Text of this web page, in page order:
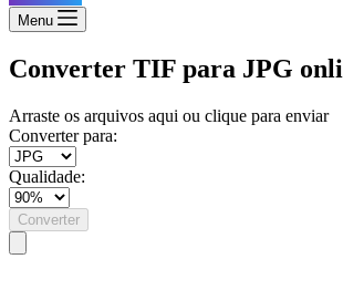
Menu
Converter TIF para JPG
Arraste os arquivos aqui ou clique para enviar
Converter para:
Qualidade:
Converter